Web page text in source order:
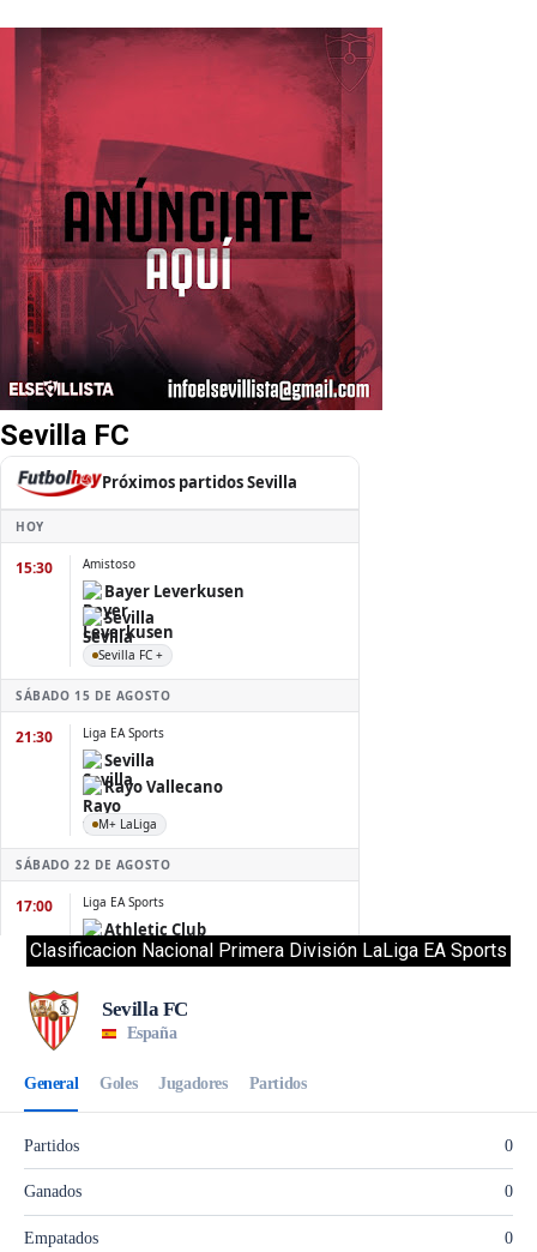
Sevilla FC
Clasificacion Nacional Primera División LaLiga EA Sports